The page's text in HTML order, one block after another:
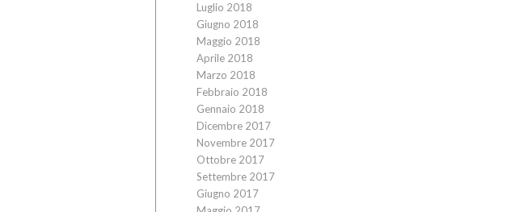
Luglio 2018
Giugno 2018
Maggio 2018
Aprile 2018
Marzo 2018
Febbraio 2018
Gennaio 2018
Dicembre 2017
Novembre 2017
Ottobre 2017
Settembre 2017
Giugno 2017